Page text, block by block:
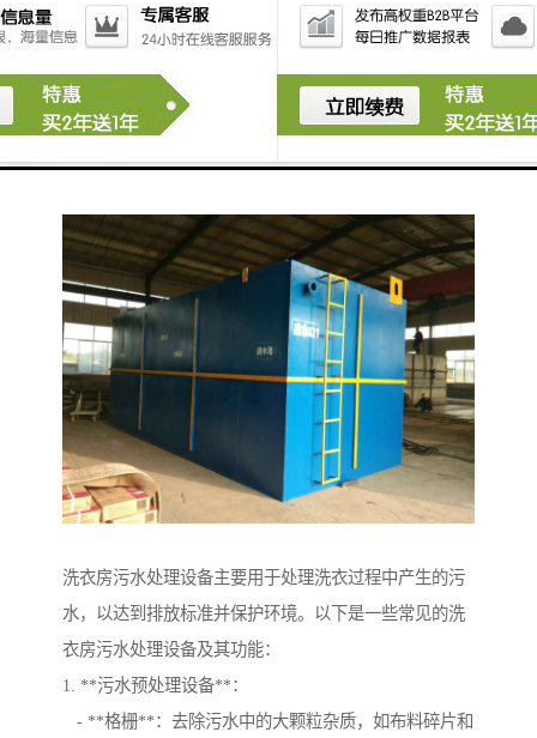
5. **污水提升泵站**：在地势较低的地区，用于将污水
提升至处理设施或排放点。
选择合适的污水处理设备时，需要考虑旅游景区的游客
流量、污水产生量、水质要求以及环保法规等因素。同
时，设备的维护和管理也重要，以确保其长期有效运
洗衣房污水处理设备主要用于处理洗衣过程中产生的污
水，以达到排放标准并保护环境。以下是一些常见的洗
衣房污水处理设备及其功能：
1. **污水预处理设备**：
- **格栅**：去除污水中的大颗粒杂质，如布料碎片和